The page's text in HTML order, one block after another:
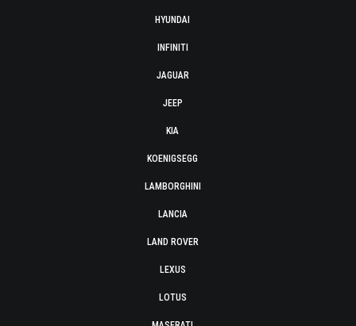
HYUNDAI
INFINITI
JAGUAR
JEEP
KIA
KOENIGSEGG
LAMBORGHINI
LANCIA
LAND ROVER
LEXUS
LOTUS